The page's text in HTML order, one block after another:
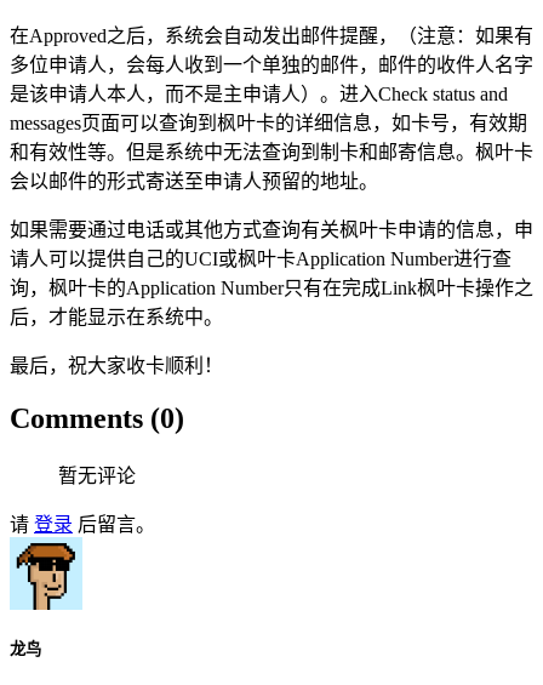
在Approved之后，系统会自动发出邮件提醒，（注意：如果有
多位申请人，会每人收到一个单独的邮件，邮件的收件人名字
是该申请人本人，而不是主申请人）。进入Check status and
messages页面可以查询到枫叶卡的详细信息，如卡号，有效期
和有效性等。但是系统中无法查询到制卡和邮寄信息。枫叶卡
会以邮件的形式寄送至申请人预留的地址。
如果需要通过电话或其他方式查询有关枫叶卡申请的信息，申
请人可以提供自己的UCI或枫叶卡Application Number进行查
询，枫叶卡的Application Number只有在完成Link枫叶卡操作之
后，才能显示在系统中。
最后，祝大家收卡顺利！
Comments (0)
暂无评论
请 登录 后留言。
龙鸟